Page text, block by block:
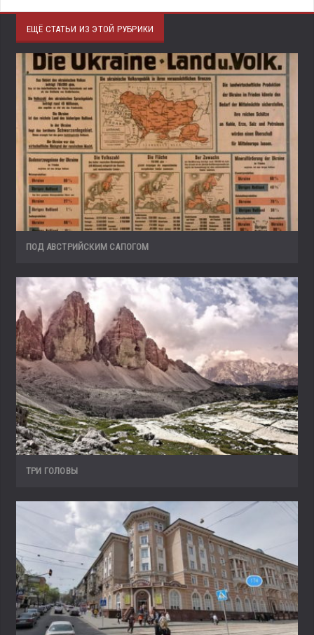
ЕЩЁ СТАТЬИ ИЗ ЭТОЙ РУБРИКИ
ПОД АВСТРИЙСКИМ САПОГОМ
ТРИ ГОЛОВЫ